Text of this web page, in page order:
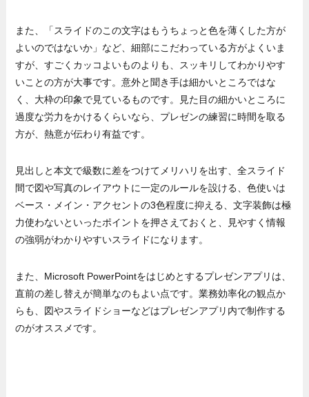
また、「スライドのこの文字はもうちょっと色を薄くした方が
よいのではないか」など、細部にこだわっている方がよくいま
すが、すごくカッコよいものよりも、スッキリしてわかりやす
いことの方が大事です。意外と聞き手は細かいところではな
く、大枠の印象で見ているものです。見た目の細かいところに
過度な労力をかけるくらいなら、プレゼンの練習に時間を取る
方が、熱意が伝わり有益です。
見出しと本文で級数に差をつけてメリハリを出す、全スライド
間で図や写真のレイアウトに一定のルールを設ける、色使いは
ベース・メイン・アクセントの3色程度に抑える、文字装飾は極
力使わないといったポイントを押さえておくと、見やすく情報
の強弱がわかりやすいスライドになります。
また、Microsoft PowerPointをはじめとするプレゼンアプリは、
直前の差し替えが簡単なのもよい点です。業務効率化の観点か
らも、図やスライドショーなどはプレゼンアプリ内で制作する
のがオススメです。